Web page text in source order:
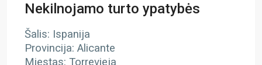
Nekilnojamo turto ypatybės
Šalis: Ispanija
Provincija: Alicante
Miestas: Torrevieja